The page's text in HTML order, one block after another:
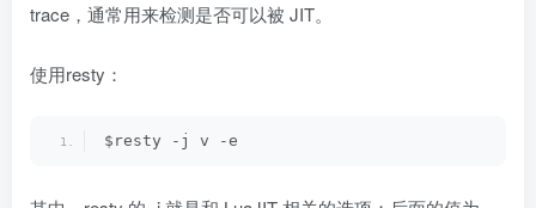
trace，通常用来检测是否可以被 JIT。
使用resty：
$resty -j v -e